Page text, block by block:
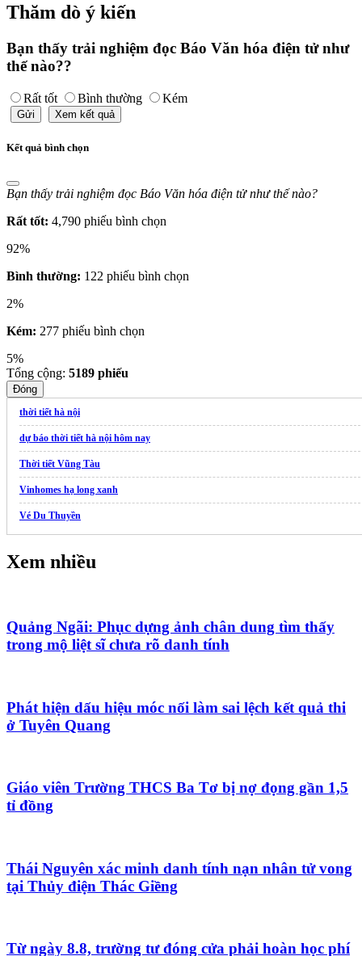
Thăm dò ý kiến
Bạn thấy trải nghiệm đọc Báo Văn hóa điện tử như
thế nào??
Rất tốt Bình thường Kém
Gửi Xem kết quả
Kết quả bình chọn
Bạn thấy trải nghiệm đọc Báo Văn hóa điện tử như thế nào?
Rất tốt: 4,790 phiếu bình chọn
92%
Bình thường: 122 phiếu bình chọn
2%
Kém: 277 phiếu bình chọn
5%
Tổng cộng: 5189 phiếu
Đóng
thời tiết hà nội
dự báo thời tiết hà nội hôm nay
Thời tiết Vũng Tàu
Vinhomes hạ long xanh
Vé Du Thuyền
Xem nhiều
Quảng Ngãi: Phục dựng ảnh chân dung tìm thấy
trong mộ liệt sĩ chưa rõ danh tính
Phát hiện dấu hiệu móc nối làm sai lệch kết quả thi
ở Tuyên Quang
Giáo viên Trường THCS Ba Tơ bị nợ đọng gần 1,5
tỉ đồng
Thái Nguyên xác minh danh tính nạn nhân tử vong
tại Thủy điện Thác Giềng
Từ ngày 8.8, trường tư đóng cửa phải hoàn học phí